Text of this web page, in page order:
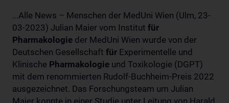
...Alle News – Menschen der MedUni Wien (Ulm, 23-
03-2023) Julian Maier vom Institut für
Pharmakologie der MedUni Wien wurde von der
Deutschen Gesellschaft für Experimentelle und
Klinische Pharmakologie und Toxikologie (DGPT)
mit dem renommierten Rudolf-Buchheim-Preis 2022
ausgezeichnet. Das Forschungsteam um Julian
Maier konnte in einer Studie unter Leitung von Harald